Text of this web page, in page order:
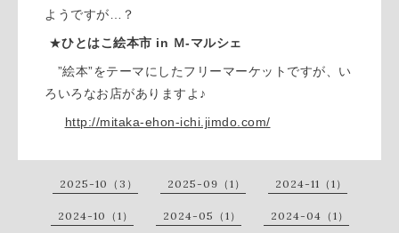
ようですが…？
★ひとはこ絵本市 in Ｍ-マルシェ
”絵本”をテーマにしたフリーマーケットですが、い
ろいろなお店がありますよ♪
http://mitaka-ehon-ichi.jimdo.com/
2025-10（3） 2025-09（1） 2024-11（1）
2024-10（1） 2024-05（1） 2024-04（1）